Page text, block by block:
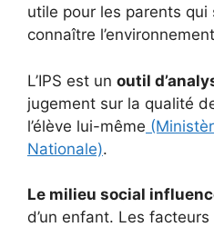
utile pour les parents
connaître
L’IPS est un outil
jugement sur la qualité
l’élève lui-même
Nationale).
Le milieu social
d’un enfant. Les